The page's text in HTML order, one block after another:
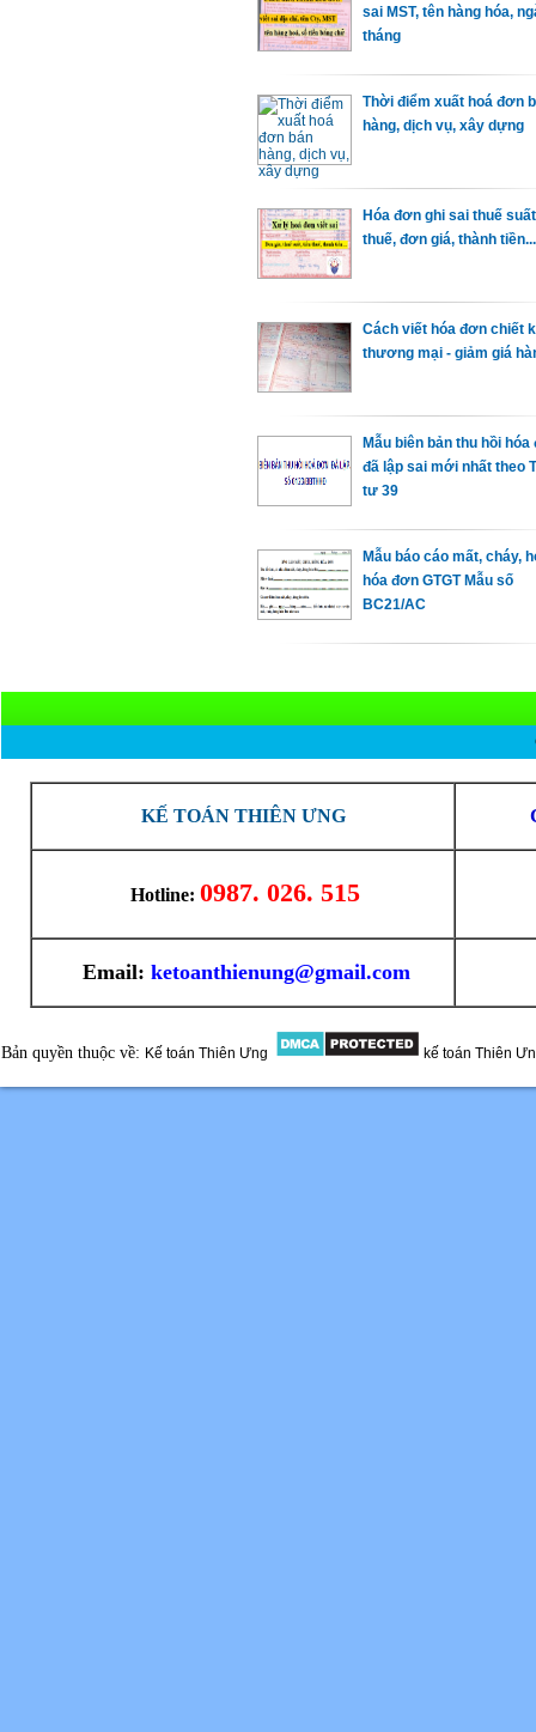
sai MST, tên hàng hóa,
tháng
Thời điểm xuất hoá đơn
hàng, dịch vụ, xây dựng
Hóa đơn ghi sai thuế
thuế, đơn giá, thành tiền...
Cách viết hóa đơn chiết
thương mại - giảm giá
Mẫu biên bản thu hồi hóa
đã lập sai mới nhất theo
tư 39
Mẫu báo cáo mất, cháy,
hóa đơn GTGT Mẫu số
BC21/AC
KẾ TOÁN THIÊN ƯNG
Hotline: 0987. 026. 515
Email: ketoanthienung@gmail.com
Bản quyền thuộc về: Kế toán Thiên Ưng kế toán Thiên